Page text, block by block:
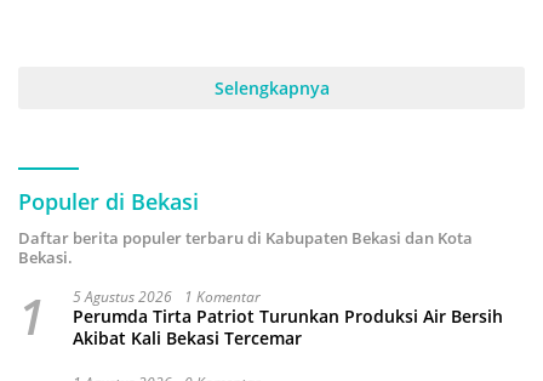
Selengkapnya
Populer di Bekasi
Daftar berita populer terbaru di Kabupaten Bekasi dan Kota
Bekasi.
1 5 Agustus 2026 1 Komentar
Perumda Tirta Patriot Turunkan Produksi Air Bersih
Akibat Kali Bekasi Tercemar